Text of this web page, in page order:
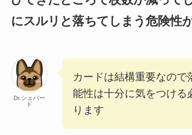
にスルリと落ちてしまう危険性
Dr.シェパー
ド
カードは結構重要なので
能性は十分に気をつける
ります